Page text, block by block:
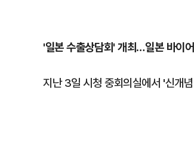
'일본 수출상담회' 개최…일본 바이
지난 3일 시청 중회의실에서 '신개